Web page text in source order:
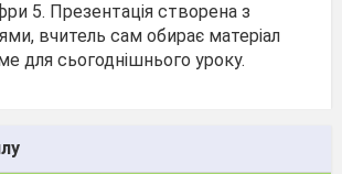
5. Презентація створена з
вчитель сам обирає матеріал
для сьогоднішнього уроку.